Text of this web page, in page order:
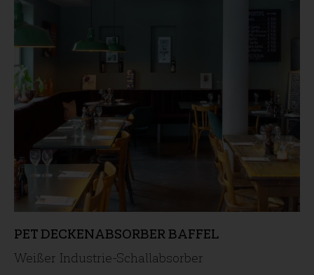
PET DECKENABSORBER BAFFEL
Weißer Industrie-Schallabsorber